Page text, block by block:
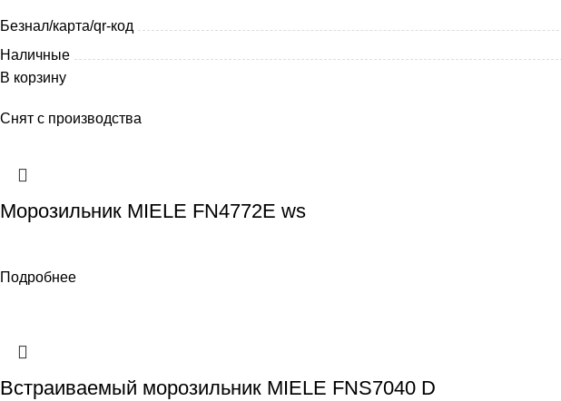
Безнал/карта/qr-код
Наличные
В корзину
Снят с производства
Морозильник MIELE FN4772E ws
Подробнее
Встраиваемый морозильник MIELE FNS7040 D